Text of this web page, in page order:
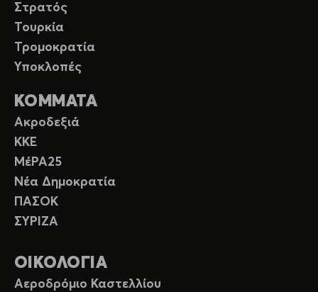
Στρατός
Τουρκία
Τρομοκρατία
Υποκλοπές
ΚΟΜΜΑΤΑ
Ακροδεξιά
ΚΚΕ
ΜέΡΑ25
Νέα Δημοκρατία
ΠΑΣΟΚ
ΣΥΡΙΖΑ
ΟΙΚΟΛΟΓΙΑ
Αεροδρόμιο Καστελλίου